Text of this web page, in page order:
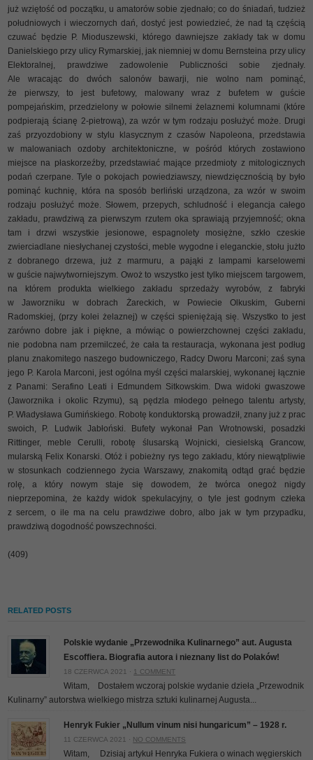
już wziętość od początku, u amatorów sobie zjednało; co do śniadań, tudzież
południowych i wieczornych dań, dostyć jest powiedzieć, że nad tą częścią
czuwać będzie P. Mioduszewski, którego dawniejsze zakłady tak w domu
Danielskiego przy ulicy Rymarskiej, jak niemniej w domu Bernsteina przy ulicy
Elektoralnej, prawdziwe zadowolenie Publiczności sobie zjednały.
Ale wracając do dwóch salonów bawarji, nie wolno nam pominąć,
że pierwszy, to jest bufetowy, malowany wraz z bufetem w guście
pompejańskim, przedzielony w połowie silnemi żelaznemi kolumnami (które
podpierają ścianę 2-pietrową), za wzór w tym rodzaju posłużyć może. Drugi
zaś przyozdobiony w stylu klasycznym z czasów Napoleona, przedstawia
w malowaniach ozdoby architektoniczne, w pośród których zostawiono
miejsce na płaskorzeźby, przedstawiać mające przedmioty z mitologicznych
podań czerpane. Tyle o pokojach powiedziawszy, niewdzięcznością by było
pominąć kuchnię, która na sposób berliński urządzona, za wzór w swoim
rodzaju posłużyć może. Słowem, przepych, schludność i elegancja całego
zakładu, prawdziwą za pierwszym rzutem oka sprawiają przyjemność; okna
tam i drzwi wszystkie jesionowe, espagnolety mosiężne, szkło czeskie
zwierciadlane niesłychanej czystości, meble wygodne i eleganckie, stołu jużto
z dobranego drzewa, już z marmuru, a pająki z lampami karselowemi
w guście najwytworniejszym. Owoż to wszystko jest tylko miejscem targowem,
na którem produkta wielkiego zakładu sprzedaży wyrobów, z fabryki
w Jaworzniku w dobrach Żareckich, w Powiecie Olkuskim, Guberni
Radomskiej, (przy kolei żelaznej) w części spieniężają się. Wszystko to jest
zarówno dobre jak i piękne, a mówiąc o powierzchownej części zakładu,
nie podobna nam przemilczeć, że cała ta restauracja, wykonana jest podług
planu znakomitego naszego budowniczego, Radcy Dworu Marconi; zaś syna
jego P. Karola Marconi, jest ogólna myśl części malarskiej, wykonanej łącznie
z Panami: Serafino Leati i Edmundem Sitkowskim. Dwa widoki gwaszowe
(Jaworznika i okolic Rzymu), są pędzla młodego pełnego talentu artysty,
P. Władysława Gumińskiego. Robotę konduktorską prowadził, znany już z prac
swoich, P. Ludwik Jabłoński. Bufety wykonał Pan Wrotnowski, posadzki
Rittinger, meble Cerulli, robotę ślusarską Wojnicki, ciesielską Grancow,
mularską Felix Konarski. Otóż i pobieżny rys tego zakładu, który niewątpliwie
w stosunkach codziennego życia Warszawy, znakomitą odtąd grać będzie
rolę, a który nowym staje się dowodem, że twórca onegoż nigdy
nieprzepomina, że każdy widok spekulacyjny, o tyle jest godnym człeka
z sercem, o ile ma na celu prawdziwe dobro, albo jak w tym przypadku,
prawdziwą dogodność powszechności.
(409)
RELATED POSTS
Polskie wydanie „Przewodnika Kulinarnego” aut. Augusta
Escoffiera. Biografia autora i nieznany list do Polaków!
18 CZERWCA 2021 · 1 COMMENT
Witam, Dostałem wczoraj polskie wydanie dzieła „Przewodnik
Kulinarny” autorstwa wielkiego mistrza sztuki kulinarnej Augusta...
Henryk Fukier „Nullum vinum nisi hungaricum” – 1928 r.
11 CZERWCA 2021 · NO COMMENTS
Witam, Dzisiaj artykuł Henryka Fukiera o winach węgierskich